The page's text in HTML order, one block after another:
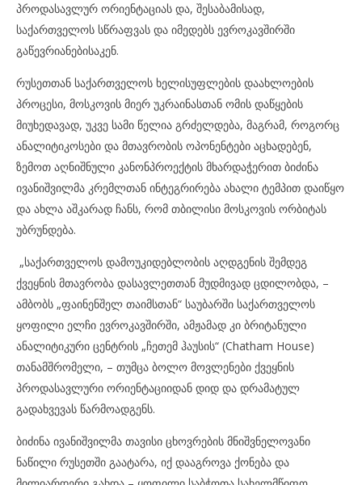
პროდასავლურ ორიენტაციას და, შესაბამისად,
საქართველოს სწრაფვას და იმედებს ევროკავშირში
გაწევრიანებისაკენ.
რუსეთთან საქართველოს ხელისუფლების დაახლოების
პროცესი, მოსკოვის მიერ უკრაინასთან ომის დაწყების
მიუხედავად, უკვე სამი წელია გრძელდება, მაგრამ, როგორც
ანალიტიკოსები და მთავრობის ოპონენტები აცხადებენ,
ზემოთ აღნიშნული კანონპროექტის მხარდაჭერით ბიძინა
ივანიშვილმა კრემლთან ინტეგრირება ახალი ტემპით დაიწყო
და ახლა აშკარად ჩანს, რომ თბილისი მოსკოვის ორბიტას
უბრუნდება.
„საქართველოს დამოუკიდებლობის აღდგენის შემდეგ
ქვეყნის მთავრობა დასავლეთთან მუდმივად ცდილობდა, –
ამბობს „ფაინენშელ თაიმსთან“ საუბარში საქართველოს
ყოფილი ელჩი ევროკავშირში, ამჟამად კი ბრიტანული
ანალიტიკური ცენტრის „ჩეთემ ჰაუსის“ (Chatham House)
თანამშრომელი, – თუმცა ბოლო მოვლენები ქვეყნის
პროდასავლური ორიენტაციიდან დიდ და დრამატულ
გადახვევას წარმოადგენს.
ბიძინა ივანიშვილმა თავისი ცხოვრების მნიშვნელოვანი
ნაწილი რუსეთში გაატარა, იქ დააგროვა ქონება და